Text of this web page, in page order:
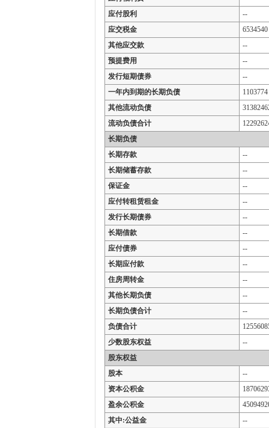
应付股利
--
应交税金
6534540
其他应交款
--
预提费用
--
发行短期债券
--
一年内到期的长期负债
1103774
其他流动负债
流动负债合计
长期负债
长期存款
--
长期储蓄存款
--
保证金
--
应付转租赁租金
--
发行长期债券
--
长期借款
--
应付债券
--
长期应付款
--
住房周转金
--
其他长期负债
--
长期负债合计
--
负债合计
少数股东权益
--
股东权益
股本
--
资本公积金
盈余公积金
其中:公益金
--